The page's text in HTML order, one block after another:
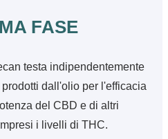
FASE
testa indipendentemente
dall'olio per l'efficacia
del CBD e di altri
i livelli di THC.